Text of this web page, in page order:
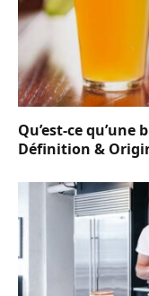
Qu’est-ce qu’une
Définition &